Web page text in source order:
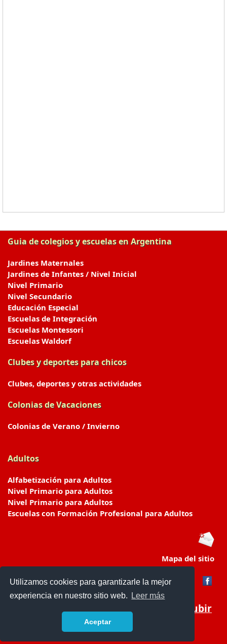
Utilizamos cookies para garantizarle la mejor
experiencia en nuestro sitio web.
Leer más
Aceptar
Guia de colegios y escuelas en Argentina
Jardines Maternales
Jardines de Infantes / Nivel Inicial
Nivel Primario
Nivel Secundario
Educación Especial
Escuelas de Integración
Escuelas Montessori
Escuelas Waldorf
Clubes y deportes para chicos
Clubes, deportes y otras actividades
Colonias de Vacaciones
Colonias de Verano / Invierno
Adultos
Alfabetización para Adultos
Nivel Primario para Adultos
Nivel Primario para Adultos
Escuelas con Formación Profesional para Adultos
Mapa del sitio
Subir